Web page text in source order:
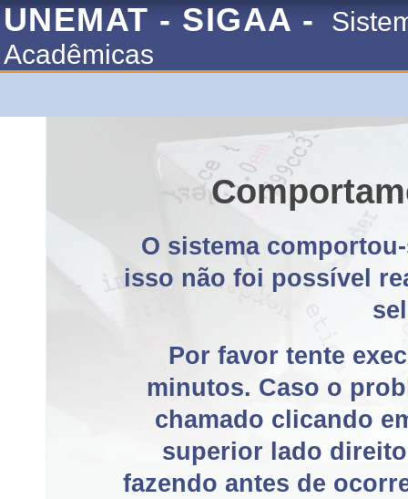
UNEMAT - SIGAA -
Acadêmicas
O sistema
isso não foi possível
Por favor tente
minutos. Caso o
chamado clicando
superior lado
fazendo antes de